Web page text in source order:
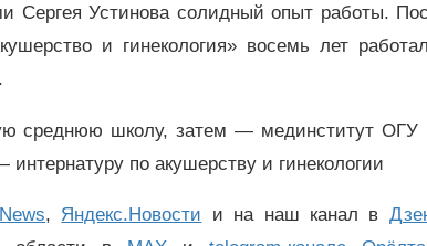
Сергея Устинова солидный опыт работы.
и гинекология» восемь лет
среднюю школу, затем — мединститут ОГУ
по акушерству и гинекологии
, Яндекс.Новости и на наш канал в